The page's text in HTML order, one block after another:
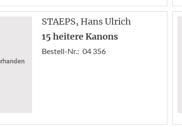
STAEPS, Hans Ulrich
15 heitere Kanons
Bestell-Nr.: 04 356